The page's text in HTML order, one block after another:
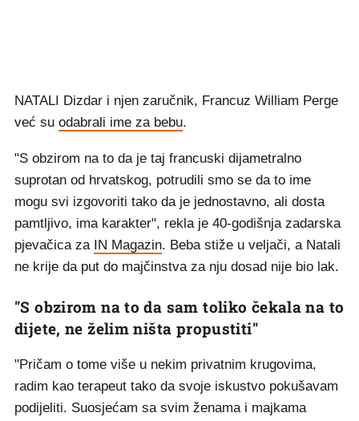
NATALI Dizdar i njen zaručnik, Francuz William Perge
već su odabrali ime za bebu.
"S obzirom na to da je taj francuski dijametralno
suprotan od hrvatskog, potrudili smo se da to ime
mogu svi izgovoriti tako da je jednostavno, ali dosta
pamtljivo, ima karakter", rekla je 40-godišnja zadarska
pjevačica za IN Magazin. Beba stiže u veljači, a Natali
ne krije da put do majčinstva za nju dosad nije bio lak.
"S obzirom na to da sam toliko čekala na to
dijete, ne želim ništa propustiti"
"Pričam o tome više u nekim privatnim krugovima,
radim kao terapeut tako da svoje iskustvo pokušavam
podijeliti. Suosjećam sa svim ženama i majkama